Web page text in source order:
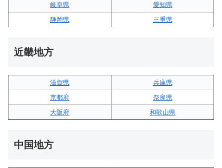
岐阜県
愛知県
静岡県
三重県
近畿地方
滋賀県
兵庫県
京都府
奈良県
大阪府
和歌山県
中国地方